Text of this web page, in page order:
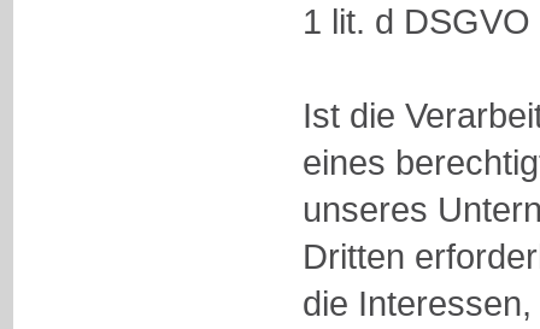
1 lit. d
Ist die
eines
unseres
Dritten
die